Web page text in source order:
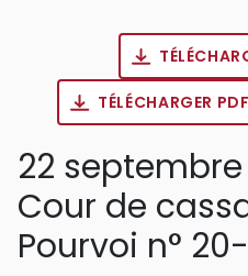
TÉLÉCHARGER
22 septembre
Cour de
Pourvoi n°